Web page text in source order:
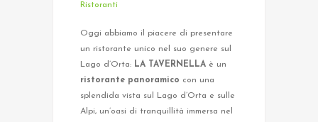
Ristoranti
Oggi abbiamo il piacere di presentare
un ristorante unico nel suo genere sul
Lago d’Orta: LA TAVERNELLA è un
ristorante panoramico con una
splendida vista sul Lago d’Orta e sulle
Alpi, un’oasi di tranquillità immersa nel